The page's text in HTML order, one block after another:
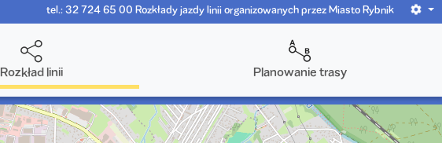
tel.: 32 724 65 00 Rozkłady jazdy linii organizowanych przez Miasto Rybnik
Rozkład linii Planowanie trasy